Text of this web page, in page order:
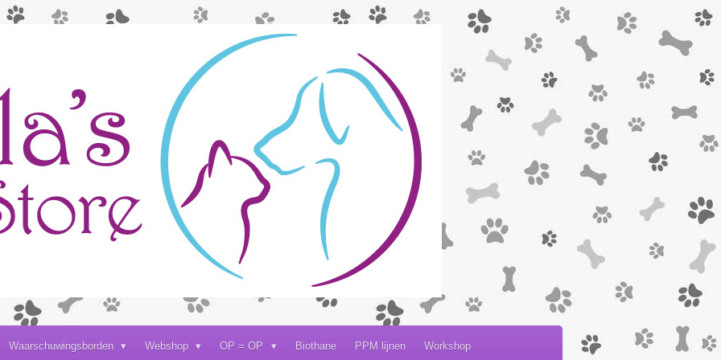
Waarschuwingsborden Webshop OP = OP Biothane PPM lijnen Workshop